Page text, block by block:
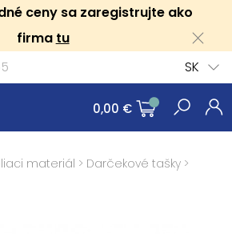
ceny sa zaregistrujte ako
firma tu
SK
0,00 €
materiál > Darčekové tašky >